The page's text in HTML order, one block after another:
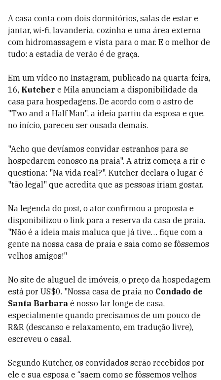
A casa conta com dois dormitórios, salas de estar e
jantar, wi-fi, lavanderia, cozinha e uma área externa
com hidromassagem e vista para o mar. E o melhor de
tudo: a estadia de verão é de graça.
Em um vídeo no Instagram, publicado na quarta-feira,
16, Kutcher e Mila anunciam a disponibilidade da
casa para hospedagens. De acordo com o astro de
"Two and a Half Man", a ideia partiu da esposa e que,
no início, pareceu ser ousada demais.
"Acho que devíamos convidar estranhos para se
hospedarem conosco na praia". A atriz começa a rir e
questiona: "Na vida real?". Kutcher declara o lugar é
"tão legal" que acredita que as pessoas iriam gostar.
Na legenda do post, o ator confirmou a proposta e
disponibilizou o link para a reserva da casa de praia.
"Não é a ideia mais maluca que já tive… fique com a
gente na nossa casa de praia e saia como se fôssemos
velhos amigos!"
No site de aluguel de imóveis, o preço da hospedagem
está por US$0. "Nossa casa de praia no Condado de
Santa Barbara é nosso lar longe de casa,
especialmente quando precisamos de um pouco de
R&R (descanso e relaxamento, em tradução livre),
escreveu o casal.
Segundo Kutcher, os convidados serão recebidos por
ele e sua esposa e “saem como se fôssemos velhos